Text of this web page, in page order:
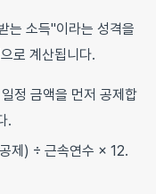
는 소득"이라는 성격을
로 계산됩니다.
정 금액을 먼저 공제합
.
제) ÷ 근속연수 × 12.